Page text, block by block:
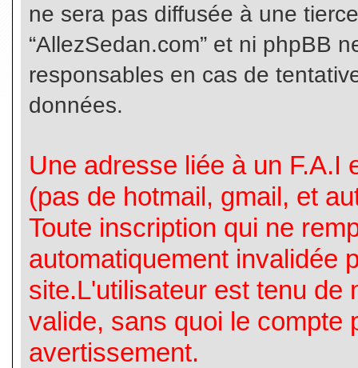
ne sera pas diffusée à une
“AllezSedan.com” et ni phpBB
responsables en cas de
données.
Une adresse liée à un F.A.I
(pas de hotmail, gmail, et
Toute inscription qui ne
automatiquement invalidée
site.L'utilisateur est tenu de
valide, sans quoi le compte
avertissement.